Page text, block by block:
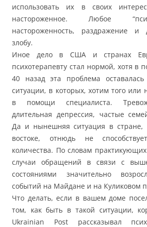
использовать их в своих
настороженное. Любое
настороженность, раздражение
злобу.
Иное дело в США и странах
психотерапевту стал нормой, хотя в
40 назад эта проблема оставалась
ситуации, в которых, хотим того или
в помощи специалиста.
длительная депрессия, частые
Да и нынешняя ситуация в стране,
востоке, отнюдь не
количества. По словам
случаи обращений в связи с
состояниями значительно
событий на Майдане и на Куликовом
Что делать, если в вашем доме
том, как быть в такой ситуации,
Ukrainian Post рассказывал